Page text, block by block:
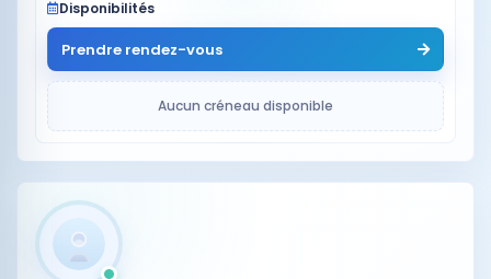
Disponibilités
Prendre rendez-vous
Aucun créneau disponible